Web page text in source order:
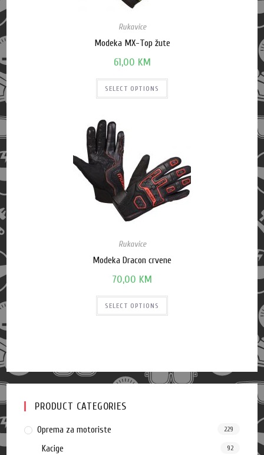
Rukavice
Modeka MX-Top žute
61,00 KM
SELECT OPTIONS
Rukavice
Modeka Dracon crvene
70,00 KM
SELECT OPTIONS
PRODUCT CATEGORIES
Oprema za motoriste 229
Kacige 92